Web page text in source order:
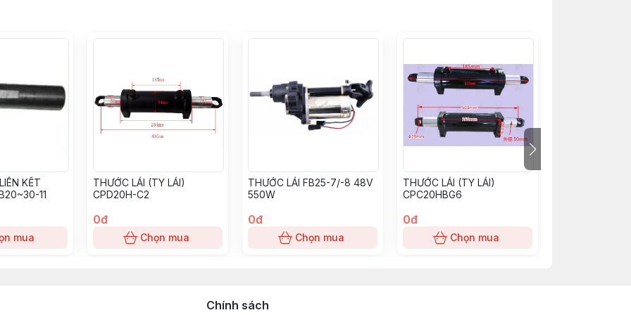
5 tấn - 6 tấn - 7 tấn -.........25 tấn ( dạng ngàm móc và ngàm xỏ lỗ)
BL644, BL824, BL834, BL844, BL1023, BL1034, BL1044, BL1046, BL1434, BL1444, BL1446, BL1466
4G63, 4G64, 4DR5, 4DQ5, 4DQ7, S4Q2, S4E, S4E2, S4S, 6DR5, S6S, S6E2, 6D15, 6D16, 6D22;
4D94E, 4D94LE, 4D98E, 4D98LE, 6D95, 6D95L, 4D105, 6D102, 6D105, 6D125;
KẾT
11
mua
THƯỚC LÁI (TY LÁI)
CPD20H-C2
0đ
Chọn mua
THƯỚC LÁI FB25-7/-8 48V
550W
0đ
Chọn mua
THƯỚC LÁI (TY LÁI)
CPC20HBG6
0đ
Chọn mua
Chính sách